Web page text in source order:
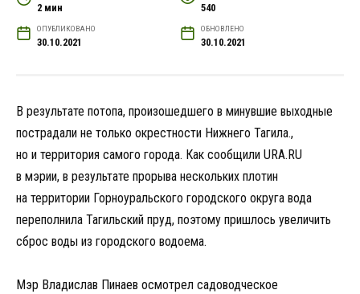
2 мин 540
ОПУБЛИКОВАНО
30.10.2021
ОБНОВЛЕНО
30.10.2021
В результате потопа, произошедшего в минувшие выходные
пострадали не только окрестности Нижнего Тагила.,
но и территория самого города. Как сообщили URA.RU
в мэрии, в результате прорыва нескольких плотин
на территории Горноуральского городского округа вода
переполнила Тагильский пруд, поэтому пришлось увеличить
сброс воды из городского водоема.
Мэр Владислав Пинаев осмотрел садоводческое